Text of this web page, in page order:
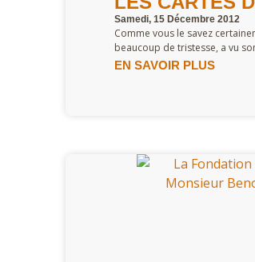
Samedi, 15 Décembre 2012
Comme vous le savez
beaucoup de tristesse, a vu
EN SAVOIR PLUS